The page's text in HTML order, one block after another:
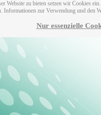
Website zu bieten setzen wir Cookies
Informationen zur Verwendung und den
Nur essenzielle